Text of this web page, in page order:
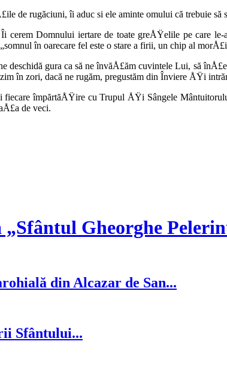
de rugăciuni, îi aduc si ele aminte omului că trebuie să
Domnului iertare de toate greÅŸelile pe care
în oarecare fel este o stare a firii, un chip al
gura ca să ne învăÅ£ăm cuvintele Lui, să
în zori, dacă ne rugăm, pregustăm din Înviere ÅŸi
împărtăÅŸire cu Trupul ÅŸi Sângele
de veci.
Gheorghe
din Alcazar de San...
Sfântului...